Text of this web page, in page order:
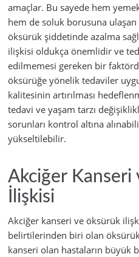
amaçlar. Bu sayede hem
hem de soluk borusuna
öksürük şiddetinde azalma
ilişkisi oldukça önemlidir ve
edilmemesi gereken bir
öksürüğe yönelik tedaviler
kalitesinin artırılması
tedavi ve yaşam tarzı
sorunları kontrol altına
yükseltilebilir.
Akciğer Kanseri
İlişkisi
Akciğer kanseri ve öksürük
belirtilerinden biri olan
kanseri olan hastaların büyük